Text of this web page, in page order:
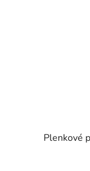
Plenkové